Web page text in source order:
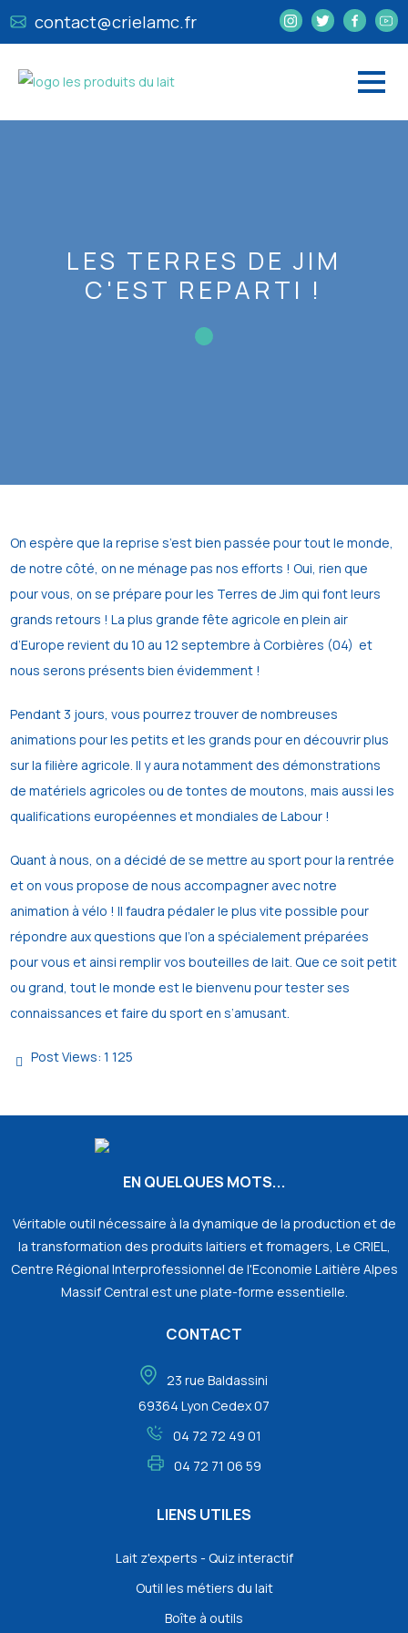
contact@crielamc.fr
LES TERRES DE JIM
C'EST REPARTI !
On espère que la reprise s’est bien passée pour tout le monde,
de notre côté, on ne ménage pas nos efforts ! Oui, rien que
pour vous, on se prépare pour les Terres de Jim qui font leurs
grands retours ! La plus grande fête agricole en plein air
d’Europe revient du 10 au 12 septembre à Corbières (04) et
nous serons présents bien évidemment !
Pendant 3 jours, vous pourrez trouver de nombreuses
animations pour les petits et les grands pour en découvrir plus
sur la filière agricole. Il y aura notamment des démonstrations
de matériels agricoles ou de tontes de moutons, mais aussi les
qualifications européennes et mondiales de Labour !
Quant à nous, on a décidé de se mettre au sport pour la rentrée
et on vous propose de nous accompagner avec notre
animation à vélo ! Il faudra pédaler le plus vite possible pour
répondre aux questions que l’on a spécialement préparées
pour vous et ainsi remplir vos bouteilles de lait. Que ce soit petit
ou grand, tout le monde est le bienvenu pour tester ses
connaissances et faire du sport en s’amusant.
Post Views: 1 125
EN QUELQUES MOTS...
Véritable outil nécessaire à la dynamique de la production et de
la transformation des produits laitiers et fromagers, Le CRIEL,
Centre Régional Interprofessionnel de l'Economie Laitière Alpes
Massif Central est une plate-forme essentielle.
CONTACT
23 rue Baldassini
69364 Lyon Cedex 07
04 72 72 49 01
04 72 71 06 59
LIENS UTILES
Lait z'experts - Quiz interactif
Outil les métiers du lait
Boîte à outils